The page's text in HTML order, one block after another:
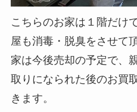
こちらのお家は１階だけ
屋も消毒・脱臭をさせて
家は今後売却の予定で、
取りになられた後のお買
きます。